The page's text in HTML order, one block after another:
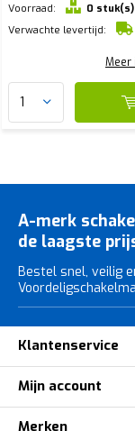
Voorraad:
0 stuk(s)
Verwachte levertijd:
Meer
A-merk
de laagste
Bestel snel, veilig
Klantenservice
Mijn account
Merken